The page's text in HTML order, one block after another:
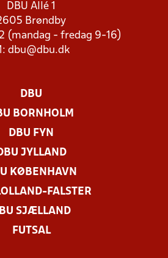
DBU Allé 1
Brøndby
(mandag - fredag 9-16)
dbu@dbu.dk
DBU
BORNHOLM
DBU FYN
JYLLAND
KØBENHAVN
FALSTER
SJÆLLAND
FUTSAL